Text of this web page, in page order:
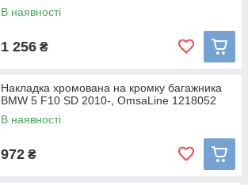
В наявності
1 256 ₴
Накладка хромована на кромку багажника
BMW 5 F10 SD 2010-, OmsaLine 1218052
В наявності
972 ₴